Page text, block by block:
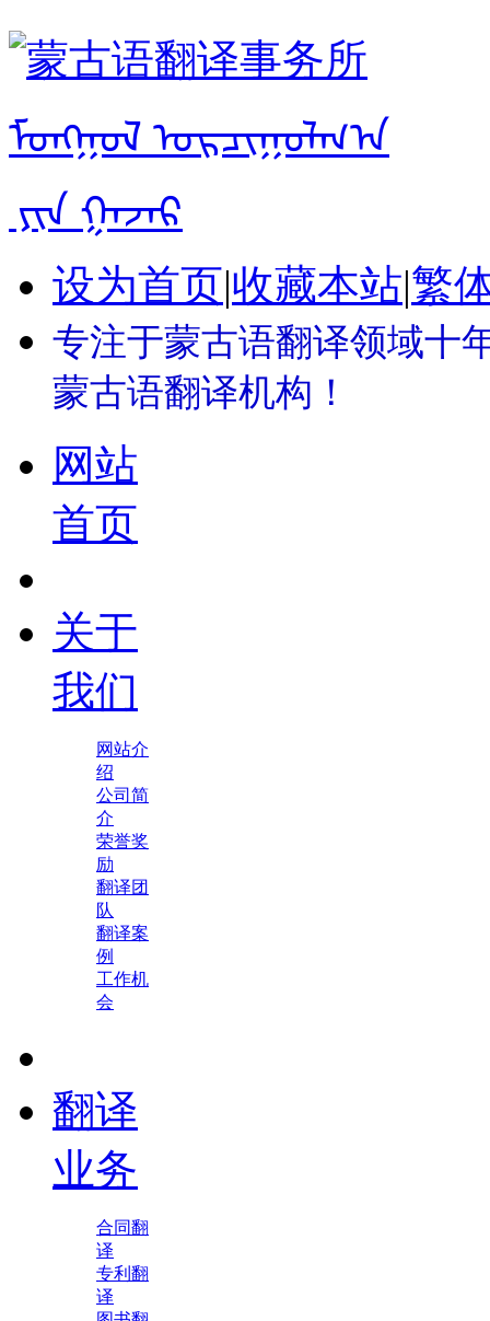
设为首页|收藏本站|繁
专注于蒙古语翻译领域十
蒙古语翻译机构！
网站
首页
关于
我们
网站介
绍
公司简
介
荣誉奖
励
翻译团
队
翻译案
例
工作机
会
翻译
业务
合同翻
译
专利翻
译